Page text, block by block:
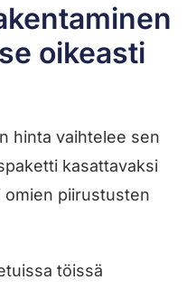
oikeasti
hinta vaihtelee sen
kasattavaksi
omien piirustusten
töissä